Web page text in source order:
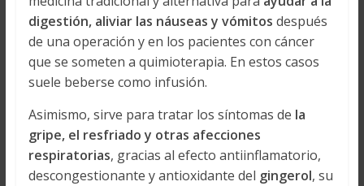
digestión, aliviar las náuseas y vómitos después
de una operación y en los pacientes con cáncer
que se someten a quimioterapia. En estos casos
suele beberse como infusión.
Asimismo, sirve para tratar los síntomas de la
gripe, el resfriado y otras afecciones
respiratorias, gracias al efecto antiinflamatorio,
descongestionante y antioxidante del gingerol, su